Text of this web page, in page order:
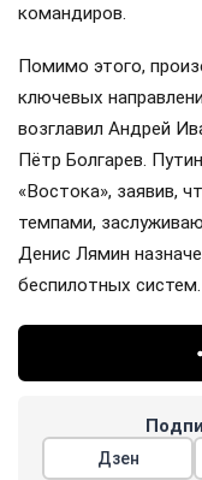
командиров.
Помимо этого,
ключевых
возглавил Андрей
Пётр Болгарев.
«Востока», заявив,
темпами,
Денис Лямин
беспилотных систем.
Дзен